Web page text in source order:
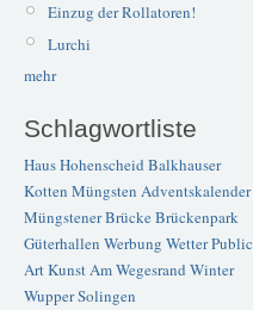
Einzug der Rollatoren!
Lurchi
mehr
Schlagwortliste
Haus Hohenscheid Balkhauser
Kotten Müngsten Adventskalender
Müngstener BrückeBrückenpark
Güterhallen Werbung WetterPublic
ArtKunstAm Wegesrand Winter
WupperSolingen